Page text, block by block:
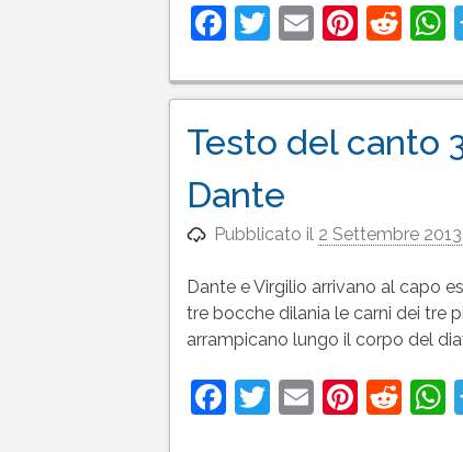
Facebook
Twitter
Email
Testo del canto
Dante
Pubblicato il 2 Settembre 2013
Dante e Virgilio arrivano al capo
tre bocche dilania le carni dei tre
arrampicano lungo il corpo del
Facebook
Twitter
Email